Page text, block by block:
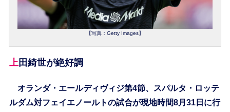
【写真：Getty Images】
上田綺世が絶好調
オランダ・エールディヴィジ第4節、スパルタ・ロッテ
ルダム対フェイエノールトの試合が現地時間8月31日に行